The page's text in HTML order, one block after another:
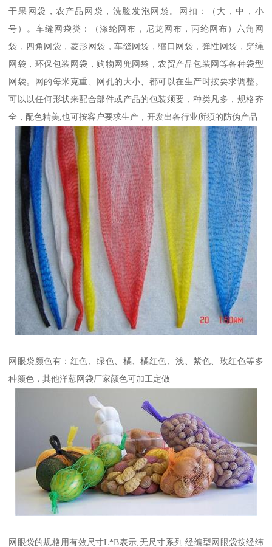
干果网袋，农产品网袋，洗脸发泡网袋。网扣：（大，中，小
号）。车缝网袋类：（涤纶网布，尼龙网布，丙纶网布）六角网
袋，四角网袋，菱形网袋，车缝网袋，缩口网袋，弹性网袋，穿绳
网袋，环保包装网袋，购物网兜网袋，农贸产品包装网等各种袋型
网袋。网的每米克重、网孔的大小、都可以在生产时按要求调整。
可以以任何形状来配合部件或产品的包装须要，种类凡多，规格齐
全，配色精美,也可按客户要求生产，开发出各行业所须的防伪产品
网眼袋颜色有：红色、绿色、橘、橘红色、浅、紫色、玫红色等多
种颜色，其他洋葱网袋厂家颜色可加工定做
网眼袋的规格用有效尺寸L*B表示,无尺寸系列.经编型网眼袋按经纬